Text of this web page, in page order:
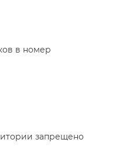
в номер
запрещено